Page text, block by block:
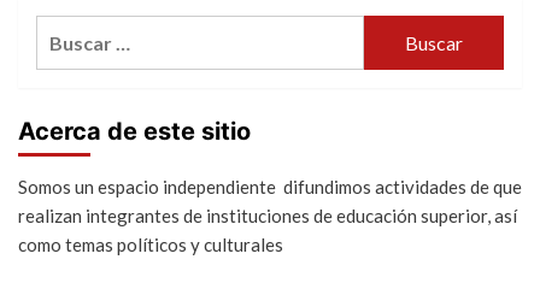
Acerca de este sitio
Somos un espacio independiente difundimos actividades de que
realizan integrantes de instituciones de educación superior, así
como temas políticos y culturales